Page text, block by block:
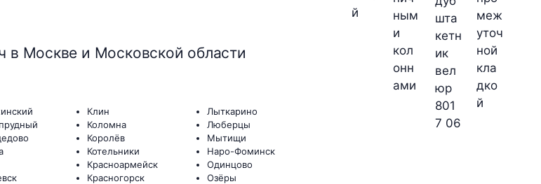
в Москве и Московской области
Клин
Коломна
Королёв
Котельники
Красноармейск
Красногорск
Лыткарино
Люберцы
Мытищи
Наро-Фоминск
Одинцово
Озёры